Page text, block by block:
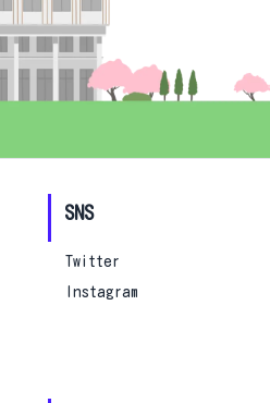
SNS
Twitter
Instagram